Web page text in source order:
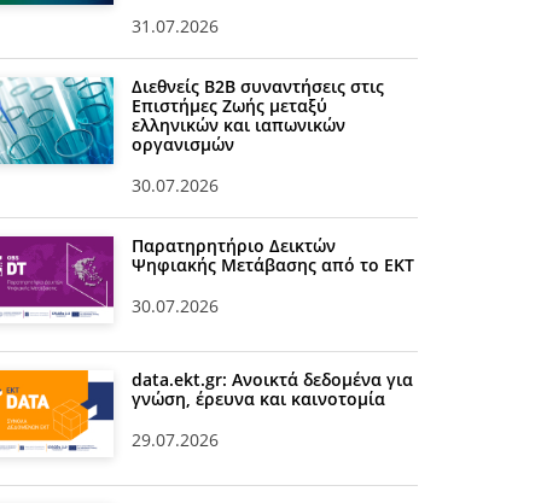
31.07.2026
Διεθνείς Β2Β συναντήσεις στις
Επιστήμες Ζωής μεταξύ
ελληνικών και ιαπωνικών
οργανισμών
30.07.2026
Παρατηρητήριο Δεικτών
Ψηφιακής Μετάβασης από το ΕΚΤ
30.07.2026
data.ekt.gr: Ανοικτά δεδομένα για
γνώση, έρευνα και καινοτομία
29.07.2026